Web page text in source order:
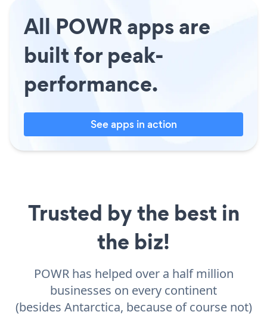
All POWR apps are
built for peak-
performance.
See apps in action
Trusted by the best in
the biz!
POWR has helped over a half million
businesses on every continent
(besides Antarctica, because of course not)